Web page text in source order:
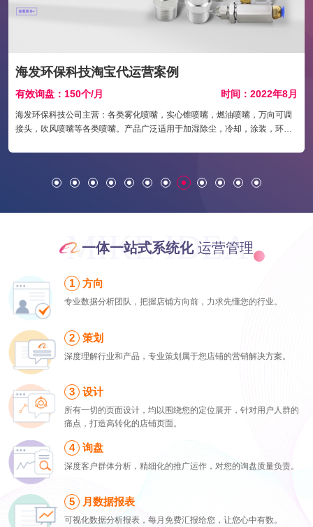
银诚喷雾淘宝代运营案例
有效询盘：355个/月 时间：2022年1月
银诚喷雾科技有限公司成立于2017年06月28日，注册地位于广东省东莞市长
安镇莹光路2号302室，法定代表人为刘佳。经营范围包括研发及技术转让、
MIKE IDEA
一体一站式系统化运营管理
方向
专业数据分析团队，把握店铺方向前，力求先懂您的行业。
策划
深度理解行业和产品，专业策划属于您店铺的营销解决方案。
设计
所有一切的页面设计，均以围绕您的定位展开，针对用户人群的
痛点，打造高转化的店铺页面。
询盘
深度客户群体分析，精细化的推广运作，对您的询盘质量负责。
月数据报表
可视化数据分析报表，每月免费汇报给您，让您心中有数。